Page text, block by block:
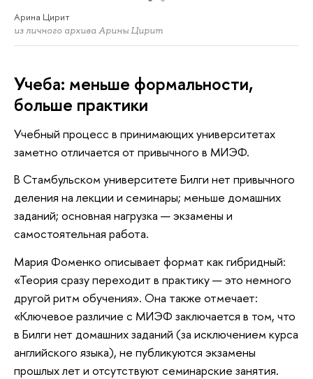
Арина Цирит
из личного архива Арины Цирит
Учеба: меньше формальности,
больше практики
Учебный процесс в принимающих университетах
заметно отличается от привычного в МИЭФ.
В Стамбульском университете Билги нет привычного
деления на лекции и семинары; меньше домашних
заданий; основная нагрузка — экзамены и
самостоятельная работа.
Мария Фоменко описывает формат как гибридный:
«Теория сразу переходит в практику — это немного
другой ритм обучения». Она также отмечает:
«Ключевое различие с МИЭФ заключается в том, что
в Билги нет домашних заданий (за исключением курса
английского языка), не публикуются экзамены
прошлых лет и отсутствуют семинарские занятия.